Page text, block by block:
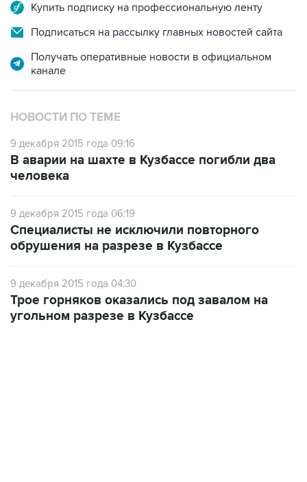
Купить подписку на профессиональную ленту
Подписаться на рассылку главных новостей сайта
Получать оперативные новости в официальном
канале
НОВОСТИ ПО ТЕМЕ
9 декабря 2015 года 09:16
В аварии на шахте в Кузбассе погибли два
человека
9 декабря 2015 года 06:19
Специалисты не исключили повторного
обрушения на разрезе в Кузбассе
9 декабря 2015 года 04:30
Трое горняков оказались под завалом на
угольном разрезе в Кузбассе